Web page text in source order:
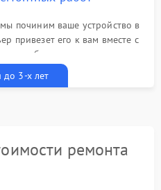
починим ваше устройство в
привезет его к вам вместе с
бесплатно
до 3-х лет
ремонта